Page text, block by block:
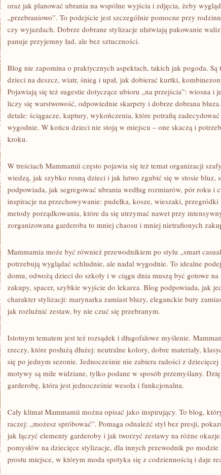
oraz jak planować ubrania na wspólne wyjścia i zdjęcia, żeby
„przebraniowo”. To podejście jest szczególnie pomocne przy
czy wyjazdach. Dobrze dobrane stylizacje ułatwiają pakowanie
panuje przyjemny ład, ale bez sztuczności.
Blog nie zapomina o praktycznych aspektach, takich jak pogoda.
dzieci na deszcz, wiatr, śnieg i upał, jak dobierać kurtki,
Pojawiają się też sugestie dotyczące ubioru „na przejścia”: wiosna i
liczy się warstwowość, odpowiednie skarpety i dobrze dobrana
detale: ściągacze, kaptury, wykończenia, które potrafią
wygodnie. W końcu dzieci nie stoją w miejscu – one skaczą i
kroku.
W treściach Mammamii często pojawia się też temat organizacji
wiedzą, jak szybko rosną dzieci i jak łatwo zgubić się w stosie
podpowiada, jak segregować ubrania według rozmiarów, pór roku i
inspiracje na przechowywanie: pudełka, kosze, wieszaki,
metody porządkowania, które da się utrzymać nawet przy
zorganizowana garderoba to mniej chaosu i mniej nietrafionych
Mammamia może być również przewodnikiem po stylu „smart
potrzebują wyglądać schludnie, ale nadal wygodnie. To idealne
domu, odwożą dzieci do szkoły i w ciągu dnia muszą być gotowe
zakupy, spacer, szybkie wyjście do lekarza. Blog podpowiada, jak
charakter stylizacji: marynarka zamiast bluzy, eleganckie buty
jak rozluźnić zestaw, by nie czuć się przebranym.
Istotnym tematem jest też rozsądek i długofalowe myślenie.
rzeczy, które posłużą dłużej: neutralne kolory, dobre materiały,
się po jednym sezonie. Jednocześnie nie zabiera radości z
motywy są mile widziane, tylko podane w sposób przemyślany.
garderobę, która jest jednocześnie wesoła i funkcjonalna.
Cały klimat Mammamii można opisać jako inspirujący. To blog,
raczej: „możesz spróbować”. Pomaga odnaleźć styl bez presji,
jak łączyć elementy garderoby i jak tworzyć zestawy na różne
pomysłów na dziecięce stylizacje, dla innych przewodnik po
prostu miejsce, w którym moda spotyka się z codziennością i daje